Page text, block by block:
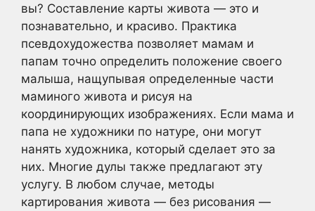
вы? Составление карты живота — это и
познавательно, и красиво. Практика
псевдохудожества позволяет мамам и
папам точно определить положение своего
малыша, нащупывая определенные части
маминого живота и рисуя на
координирующих изображениях. Если мама и
папа не художники по натуре, они могут
нанять художника, который сделает это за
них. Многие дулы также предлагают эту
услугу. В любом случае, методы
картирования живота — без рисования —